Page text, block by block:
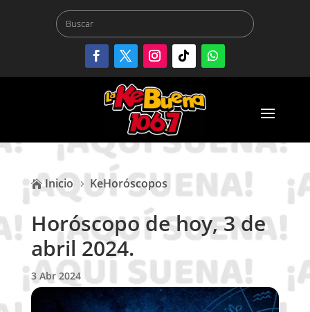
 Inicio 5 KeHoróscopos
Horóscopo de hoy, 3 de
abril 2024.
3 Abr 2024